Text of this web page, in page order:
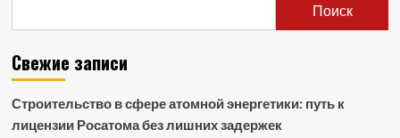
Поиск
Свежие записи
Строительство в сфере атомной энергетики: путь к
лицензии Росатома без лишних задержек